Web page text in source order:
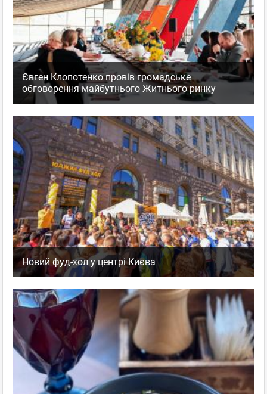
Євген Клопотенко провів громадське
обговорення майбутнього Житнього ринку
Новий фуд-хол у центрі Києва